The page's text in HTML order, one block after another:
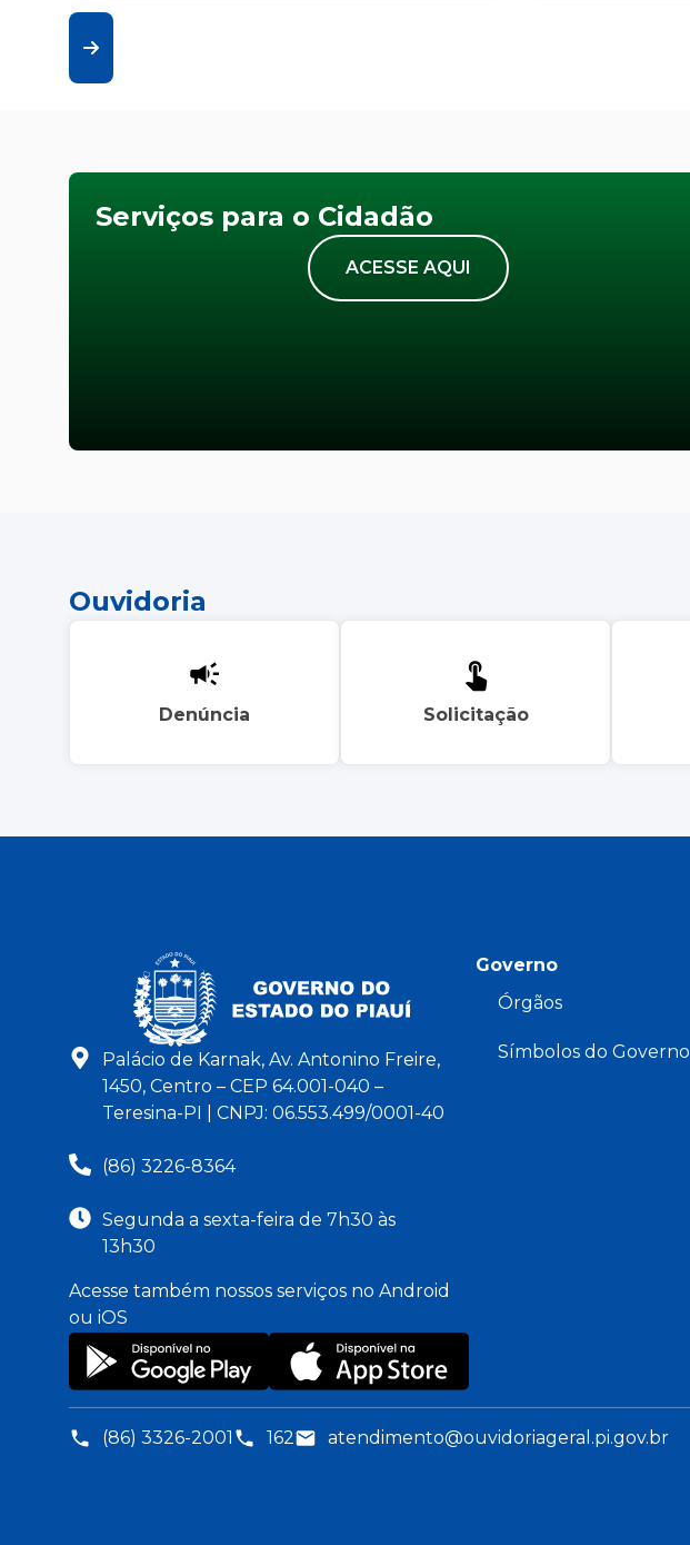
Serviços para o Cidadão
ACESSE AQUI
Ouvidoria
Denúncia Solicitação
Palácio de Karnak, Av. Antonino Freire,
1450, Centro – CEP 64.001-040 –
Teresina-PI | CNPJ: 06.553.499/0001-40
(86) 3226-8364
Segunda a sexta-feira de 7h30 às
13h30
Acesse também nossos serviços no Android
ou iOS
Governo
Órgãos
Símbolos do Governo
(86) 3326-2001 162 atendimento@ouvidoriageral.pi.gov.br